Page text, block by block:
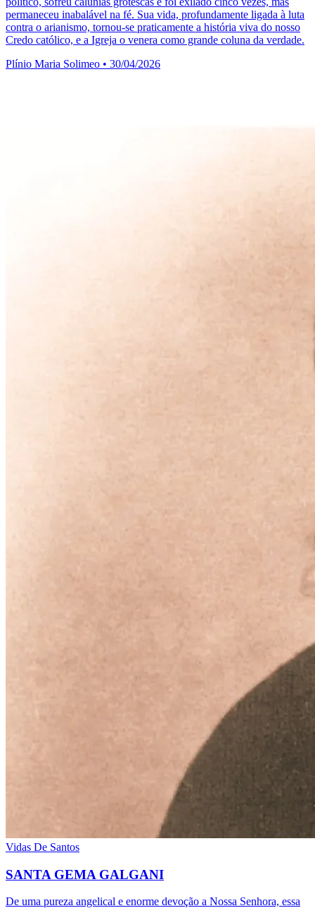
permaneceu inabalável na fé. Sua vida, profundamente ligada à luta
contra o arianismo, tornou-se praticamente a história viva do nosso
Credo católico, e a Igreja o venera como grande coluna da verdade.
Plínio Maria Solimeo • 30/04/2026
Vidas De Santos
SANTA GEMA GALGANI
De uma pureza angelical e enorme devoção a Nossa Senhora, essa